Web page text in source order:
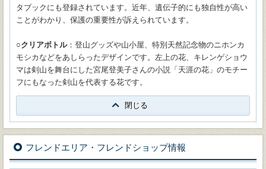
タブックにも登録されています。近年、遺伝⼦的にも独⾃性が⾼い
ことがわかり、保護の重要性が訴えられています。
○クリアボトル：登山グッズや山小屋、特別天然記念物のニホンカ
モシカなどをあしらったデザインです。左上の花、キレンゲショウ
マは剣山を舞台にした宮尾登美子さんの小説「天涯の花」のモチー
フにもなった剣山を代表する花です。
閉じる
フレンドエリア・フレンドショップ情報